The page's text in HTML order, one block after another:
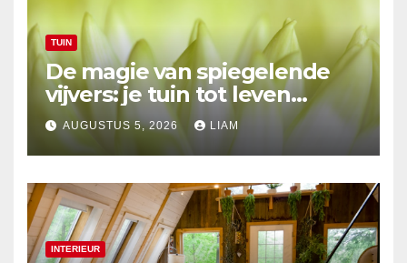
TUIN
De magie van spiegelende
vijvers: je tuin tot leven
brengen
AUGUSTUS 5, 2026 LIAM
INTERIEUR